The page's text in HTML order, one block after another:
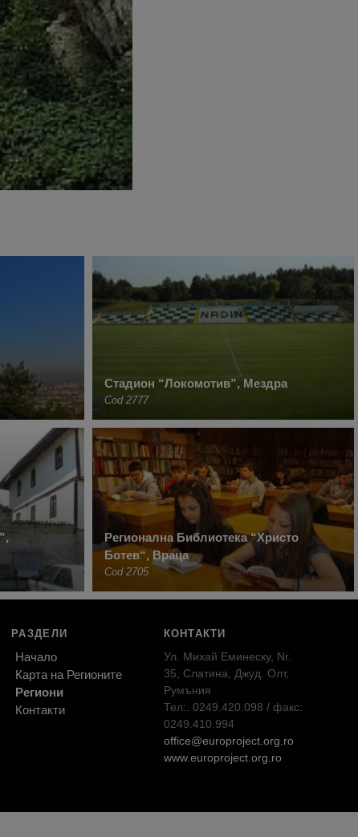
Стадион “Локомотив”, Мездра
Cod 2777
Регионална Библиотека “Христо
Ботев“, Враца
Cod 2705
РАЗДЕЛИ
Начало
Карта на Регионите
Региони
Контакти
КОНТАКТИ
Ул. Михай Еминеску, Nr.
35, Слатина, Джуд. Олт,
Румъния
Тел:. 0249.420.098 / факс:
0249.410.994
office@europroject.org.ro
www.europroject.org.ro